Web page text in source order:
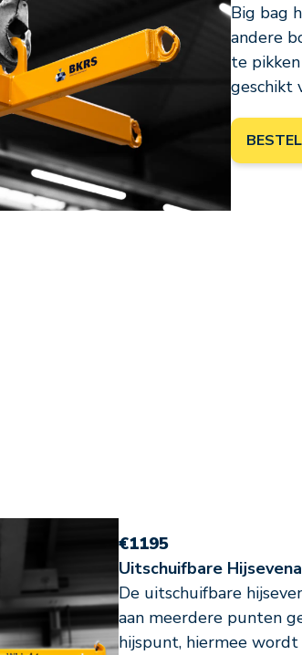
Big bag
andere
te
geschikt
€1195
Uitschuifbare
De uitschuifbare
aan meerdere punten
hijspunt, hiermee wordt